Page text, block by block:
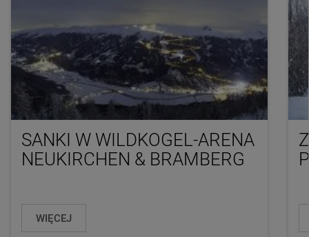
SANKI W WILDKOGEL-ARENA
NEUKIRCHEN & BRAMBERG
WIĘCEJ